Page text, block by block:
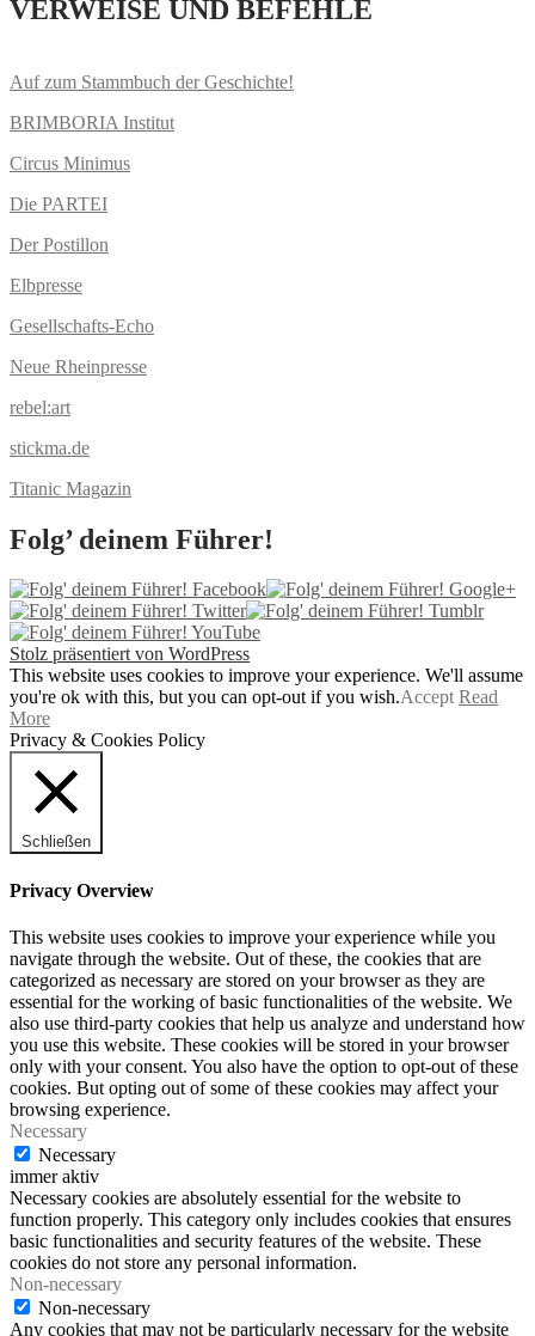
VERWEISE UND BEFEHLE
Auf zum Stammbuch der Geschichte!
BRIMBORIA Institut
Circus Minimus
Die PARTEI
Der Postillon
Elbpresse
Gesellschafts-Echo
Neue Rheinpresse
rebel:art
stickma.de
Titanic Magazin
Nachrichten aus dem
Führerhauptquartier
Folg’ deinem Führer!
Stolz präsentiert von WordPress
This website uses cookies to improve your experience. We'll assume
you're ok with this, but you can opt-out if you wish.Accept Read
More
Privacy & Cookies Policy
Schließen
Privacy Overview
This website uses cookies to improve your experience while you
navigate through the website. Out of these, the cookies that are
categorized as necessary are stored on your browser as they are
essential for the working of basic functionalities of the website. We
also use third-party cookies that help us analyze and understand how
you use this website. These cookies will be stored in your browser
only with your consent. You also have the option to opt-out of these
cookies. But opting out of some of these cookies may affect your
browsing experience.
Necessary
Necessary
immer aktiv
Necessary cookies are absolutely essential for the website to
function properly. This category only includes cookies that ensures
basic functionalities and security features of the website. These
cookies do not store any personal information.
Non-necessary
Non-necessary
Any cookies that may not be particularly necessary for the website